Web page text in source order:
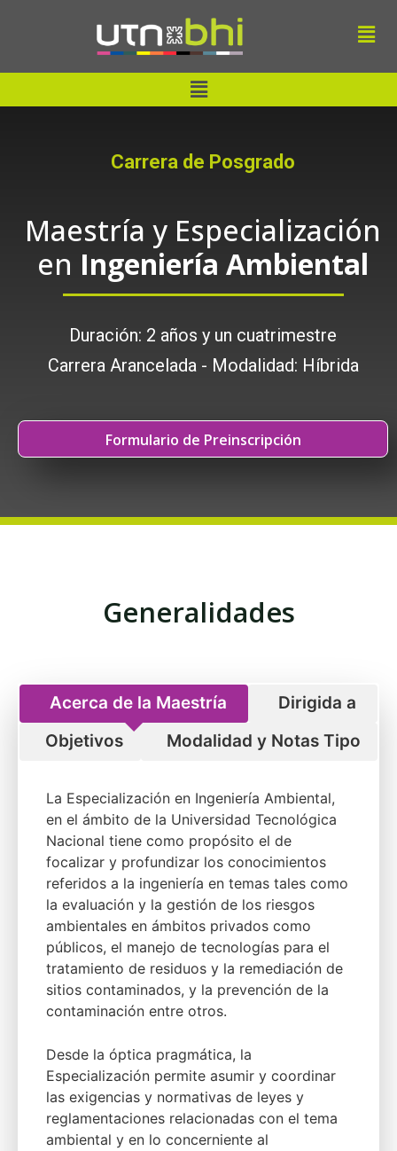
Menu
Carrera de Posgrado
Maestría y Especialización
en Ingeniería Ambiental
Duración: 2 años y un cuatrimestre
Carrera Arancelada - Modalidad: Híbrida
Formulario de Preinscripción
Generalidades
Acerca de la Maestría
Dirigida a
Objetivos
Modalidad y Notas Tipo
La Especialización en Ingeniería Ambiental,
en el ámbito de la Universidad Tecnológica
Nacional tiene como propósito el de
focalizar y profundizar los conocimientos
referidos a la ingeniería en temas tales como
la evaluación y la gestión de los riesgos
ambientales en ámbitos privados como
públicos, el manejo de tecnologías para el
tratamiento de residuos y la remediación de
sitios contaminados, y la prevención de la
contaminación entre otros.
Desde la óptica pragmática, la
Especialización permite asumir y coordinar
las exigencias y normativas de leyes y
reglamentaciones relacionadas con el tema
ambiental y en lo concerniente al